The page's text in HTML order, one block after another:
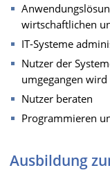
wirtschaftlichen
IT-Systeme
Nutzer der
umgegangen wird
Nutzer beraten
Programmieren
Ausbildung